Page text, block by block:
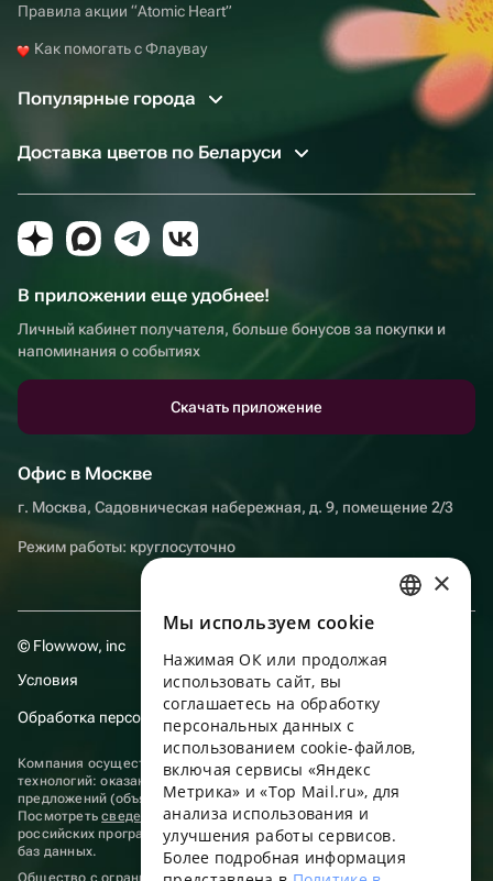
Правила акции “Atomic Heart”
Как помогать с Флаувау
Популярные города
Доставка цветов по Беларуси
В приложении еще удобнее!
Личный кабинет получателя, больше бонусов за покупки и
напоминания о событиях
Скачать приложение
Офис в Москве
г. Москва, Садовническая набережная, д. 9, помещение 2/3
Режим работы: круглосуточно
© Flowwow, inc
Условия
Обработка персональных данных
Компания осуществляет деятельность в области информационных
технологий: оказание услуг в сети “Интернет” по размещению
предложений (объявлений) продавцов о реализации товаров.
Посмотретьсведения о программах, включенных в реестр
российских программ для электронных вычислительных машин и
баз данных.
Общество с ограниченной ответственностью «ФЛАУВАУ»
ENGLISH
UKRAINIAN
PORTUGUESE
×
Мы используем сookie
Нажимая ОК или продолжая
использовать сайт, вы
соглашаетесь на обработку
персональных данных с
использованием cookie-файлов,
включая сервисы «Яндекс
Метрика» и «Top Mail.ru», для
анализа использования и
улучшения работы сервисов.
Более подробная информация